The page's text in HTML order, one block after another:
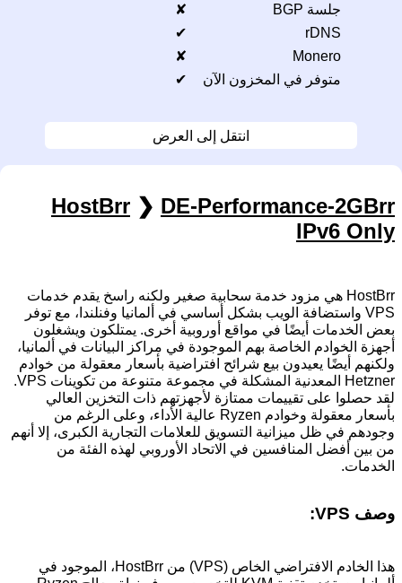
جلسة BGP
✘
rDNS
✔
Monero
✘
متوفر في المخزون الآن
✔
انتقل إلى العرض
HostBrr ❯ DE-Performance-2GBrr
IPv6 Only
HostBrr هي مزود خدمة سحابية صغير ولكنه راسخ يقدم خدمات
VPS واستضافة الويب بشكل أساسي في ألمانيا وفنلندا، مع توفر
بعض الخدمات أيضًا في مواقع أوروبية أخرى. يمتلكون ويشغلون
أجهزة الخوادم الخاصة بهم الموجودة في مراكز البيانات في ألمانيا،
ولكنهم أيضًا يعيدون بيع شرائح افتراضية بأسعار معقولة من خوادم
Hetzner المعدنية المشكلة في مجموعة متنوعة من تكوينات VPS.
لقد حصلوا على تقييمات ممتازة لأجهزتهم ذات التخزين العالي
بأسعار معقولة وخوادم Ryzen عالية الأداء، وعلى الرغم من
وجودهم في ظل ميزانية التسويق للعلامات التجارية الكبرى، إلا أنهم
من بين أفضل المنافسين في الاتحاد الأوروبي لهذه الفئة من
الخدمات.
وصف VPS:
هذا الخادم الافتراضي الخاص (VPS) من HostBrr، الموجود في